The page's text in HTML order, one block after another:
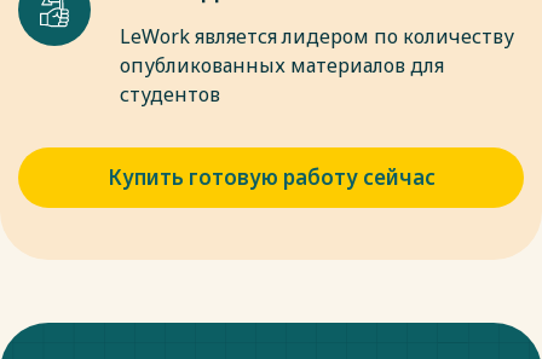
LeWork является лидером по количеству
опубликованных материалов для
студентов
Купить готовую работу сейчас